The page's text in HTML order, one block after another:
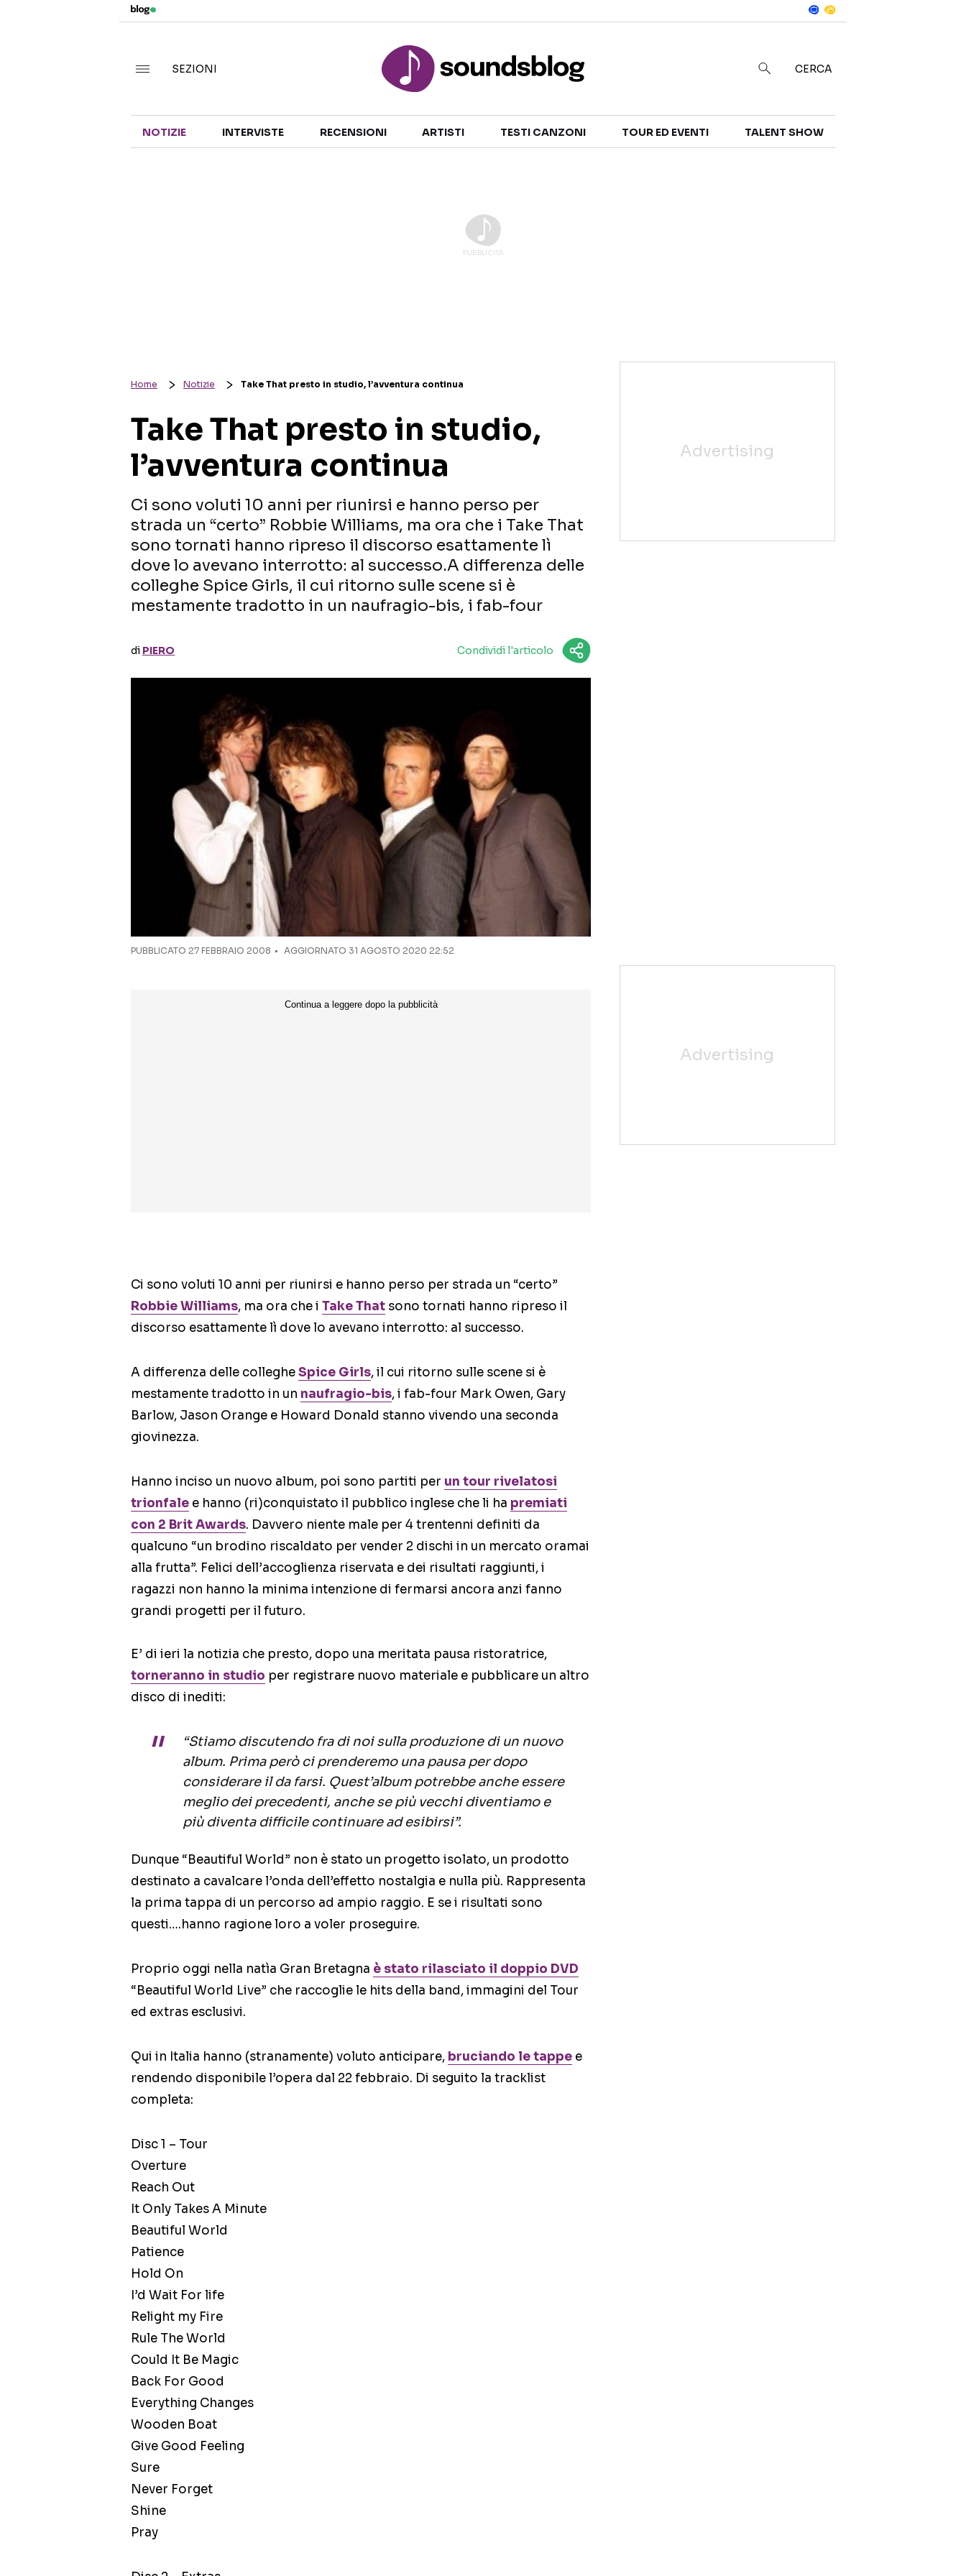
TALENT SHOW
SEZIONI CERCA
NOTIZIE INTERVISTE RECENSIONI ARTISTI TESTI CANZONI TOUR ED EVENTI TALENT SHOW
Home Notizie Take That presto in studio, l’avventura continua
Take That presto in studio,
l’avventura continua
Ci sono voluti 10 anni per riunirsi e hanno perso per
strada un “certo” Robbie Williams, ma ora che i Take That
sono tornati hanno ripreso il discorso esattamente lì
dove lo avevano interrotto: al successo.A differenza delle
colleghe Spice Girls, il cui ritorno sulle scene si è
mestamente tradotto in un naufragio-bis, i fab-four
di PIERO Condividi l'articolo
PUBBLICATO 27 FEBBRAIO 2008 AGGIORNATO 31 AGOSTO 2020 22:52
Ci sono voluti 10 anni per riunirsi e hanno perso per strada un “certo”
Robbie Williams, ma ora che i Take That sono tornati hanno ripreso il
discorso esattamente lì dove lo avevano interrotto: al successo.
A differenza delle collegheSpice Girls, il cui ritorno sulle scene si è
mestamente tradotto in un naufragio-bis, i fab-four Mark Owen, Gary
Barlow, Jason Orange e Howard Donald stanno vivendo una seconda
giovinezza.
Hanno inciso un nuovo album, poi sono partiti per un tour rivelatosi
trionfale e hanno (ri)conquistato il pubblico inglese che li ha premiati
con 2 Brit Awards. Davvero niente male per 4 trentenni definiti da
qualcuno “un brodino riscaldato per vender 2 dischi in un mercato oramai
alla frutta”. Felici dell’accoglienza riservata e dei risultati raggiunti, i
ragazzi non hanno la minima intenzione di fermarsi ancora anzi fanno
grandi progetti per il futuro.
E’ di ieri la notizia che presto, dopo una meritata pausa ristoratrice,
torneranno in studio per registrare nuovo materiale e pubblicare un altro
disco di inediti:
“Stiamo discutendo fra di noi sulla produzione di un nuovo
album. Prima però ci prenderemo una pausa per dopo
considerare il da farsi. Quest’album potrebbe anche essere
meglio dei precedenti, anche se più vecchi diventiamo e
più diventa difficile continuare ad esibirsi”.
Dunque “Beautiful World” non è stato un progetto isolato, un prodotto
destinato a cavalcare l’onda dell’effetto nostalgia e nulla più. Rappresenta
la prima tappa di un percorso ad ampio raggio. E se i risultati sono
questi….hanno ragione loro a voler proseguire.
Proprio oggi nella natìa Gran Bretagna è stato rilasciato il doppio DVD
“Beautiful World Live” che raccoglie le hits della band, immagini del Tour
ed extras esclusivi.
Qui in Italia hanno (stranamente) voluto anticipare, bruciando le tappe e
rendendo disponibile l’opera dal 22 febbraio. Di seguito la tracklist
completa:
Disc 1 – Tour
Overture
Reach Out
It Only Takes A Minute
Beautiful World
Patience
Hold On
I’d Wait For life
Relight my Fire
Rule The World
Could It Be Magic
Back For Good
Everything Changes
Wooden Boat
Give Good Feeling
Sure
Never Forget
Shine
Pray